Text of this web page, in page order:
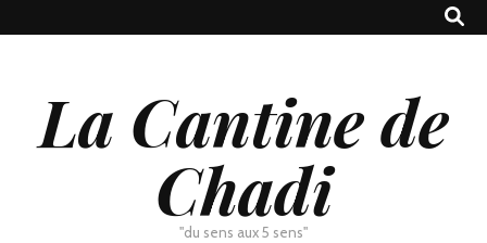
La Cantine de
Chadi
"du sens aux 5 sens"